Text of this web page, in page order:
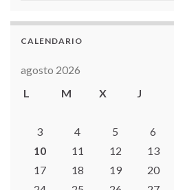
CALENDARIO
agosto 2026
L
M X J
3
4 5 6
10
11 12 13
17
18 19 20